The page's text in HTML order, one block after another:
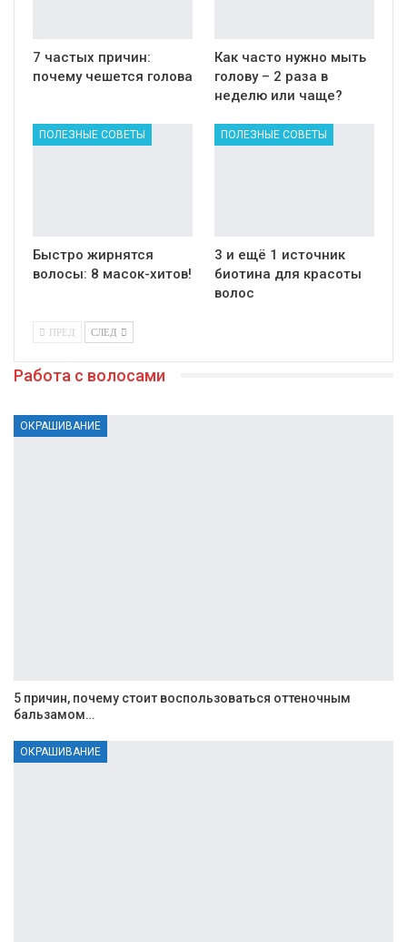
7 частых причин:
почему чешется голова
Как часто нужно мыть
голову – 2 раза в
неделю или чаще?
ПОЛЕЗНЫЕ СОВЕТЫ
Быстро жирнятся
волосы: 8 масок-хитов!
ПОЛЕЗНЫЕ СОВЕТЫ
3 и ещё 1 источник
биотина для красоты
волос
ПРЕД СЛЕД
Работа с волосами
ОКРАШИВАНИЕ
5 причин, почему стоит воспользоваться оттеночным
бальзамом…
ОКРАШИВАНИЕ